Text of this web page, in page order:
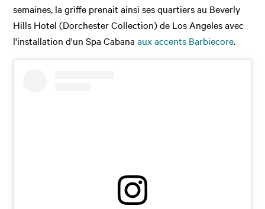
semaines, la griffe prenait ainsi ses quartiers au Beverly
Hills Hotel (Dorchester Collection) de Los Angeles avec
l'installation d'un Spa Cabanaaux accents Barbiecore.